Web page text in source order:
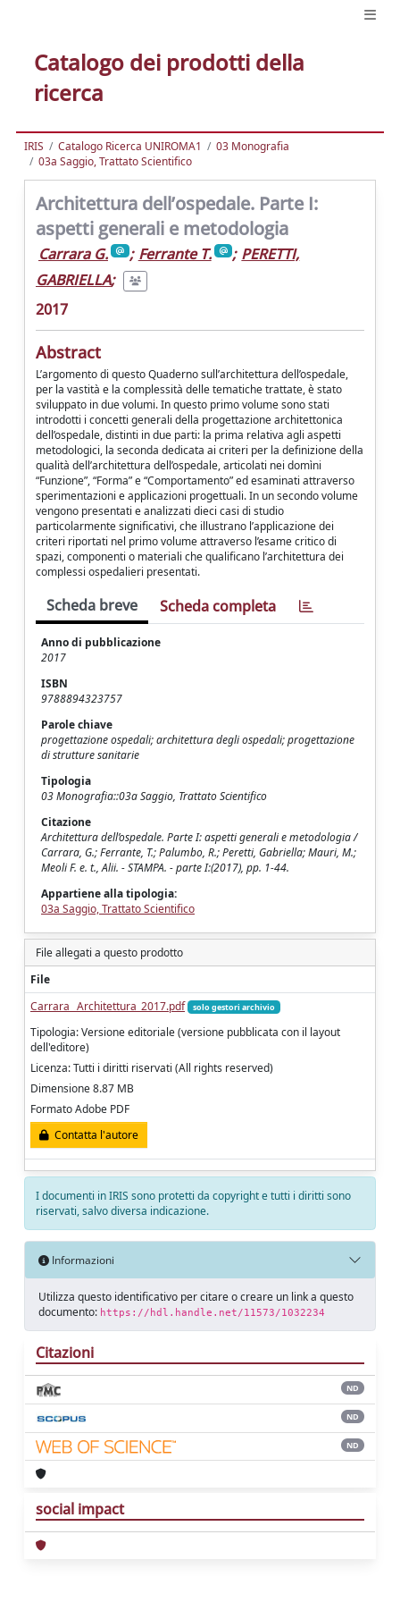
Catalogo dei prodotti della
ricerca
IRIS Catalogo Ricerca UNIROMA1
03 Monografia
03a Saggio, Trattato Scientifico
Architettura dell’ospedale. Parte I:
aspetti generali e metodologia
Carrara G. ; Ferrante T. ; PERETTI,
GABRIELLA;
2017
Abstract
L’argomento di questo Quaderno sull’architettura dell’ospedale,
per la vastità e la complessità delle tematiche trattate, è stato
sviluppato in due volumi. In questo primo volume sono stati
introdotti i concetti generali della progettazione architettonica
dell’ospedale, distinti in due parti: la prima relativa agli aspetti
metodologici, la seconda dedicata ai criteri per la definizione della
qualità dell’architettura dell’ospedale, articolati nei domìni
“Funzione”, “Forma” e “Comportamento” ed esaminati attraverso
sperimentazioni e applicazioni progettuali. In un secondo volume
vengono presentati e analizzati dieci casi di studio
particolarmente significativi, che illustrano l’applicazione dei
criteri riportati nel primo volume attraverso l’esame critico di
spazi, componenti o materiali che qualificano l’architettura dei
complessi ospedalieri presentati.
Scheda breve Scheda completa
Anno di pubblicazione
2017
ISBN
9788894323757
Parole chiave
progettazione ospedali; architettura degli ospedali; progettazione
di strutture sanitarie
Tipologia
03 Monografia::03a Saggio, Trattato Scientifico
Citazione
Architettura dell’ospedale. Parte I: aspetti generali e metodologia /
Carrara, G.; Ferrante, T.; Palumbo, R.; Peretti, Gabriella; Mauri, M.;
Meoli F. e. t., Alii. - STAMPA. - parte I:(2017), pp. 1-44.
Appartiene alla tipologia:
03a Saggio, Trattato Scientifico
File allegati a questo prodotto
File
Carrara_ Architettura_2017.pdf
solo gestori archivio
Tipologia: Versione editoriale (versione pubblicata con il layout
dell'editore)
Licenza: Tutti i diritti riservati (All rights reserved)
Dimensione 8.87 MB
Formato Adobe PDF
Contatta l'autore
I documenti in IRIS sono protetti da copyright e tutti i diritti sono
riservati, salvo diversa indicazione.
Informazioni
Utilizza questo identificativo per citare o creare un link a questo
documento: https://hdl.handle.net/11573/1032234
Citazioni
ND
ND
ND
social impact